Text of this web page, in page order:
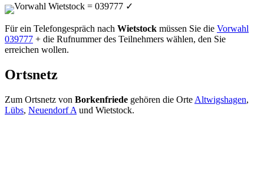
Vorwahl Wietstock = 039777 ✓
Für ein Telefongespräch nach Wietstock müssen Sie die Vorwahl
039777 + die Rufnummer des Teilnehmers wählen, den Sie
erreichen wollen.
Ortsnetz
Zum Ortsnetz von Borkenfriede gehören die Orte Altwigshagen,
Lübs, Neuendorf A und Wietstock.